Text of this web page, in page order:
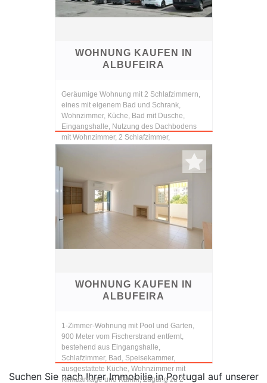
WOHNUNG KAUFEN IN
ALBUFEIRA
Geräumige Wohnung mit 2 Schlafzimmern,
eines mit eigenem Bad und Schrank,
Wohnzimmer, Küche, Bad mit Dusche,
Eingangshalle, Nutzung des Dachbodens
mit Wohnzimmer, 2 Schlafzimmer,
WOHNUNG KAUFEN IN
ALBUFEIRA
1-Zimmer-Wohnung mit Pool und Garten,
900 Meter vom Fischerstrand entfernt,
bestehend aus Eingangshalle,
Schlafzimmer, Bad, Speisekammer,
ausgestattete Küche, Wohnzimmer mit
Klimaanlage und Kamin, Zugang zu 2
Suchen Sie nach Ihrer Immobilie in Portugal auf unserer